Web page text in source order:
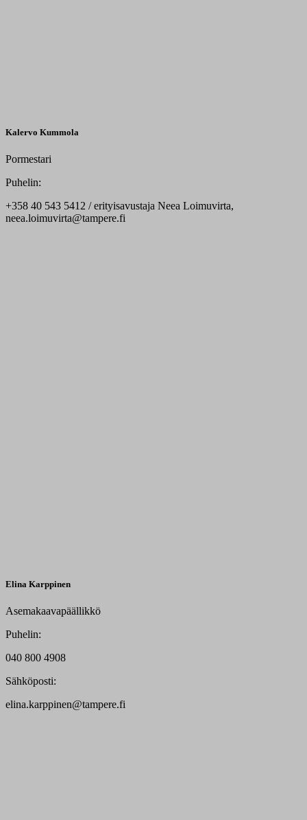
Kalervo Kummola
Pormestari
Puhelin:
+358 40 543 5412 / erityisavustaja Neea Loimuvirta,
neea.loimuvirta@tampere.fi
Elina Karppinen
Asemakaavapäällikkö
Puhelin:
040 800 4908
Sähköposti:
elina.karppinen@tampere.fi